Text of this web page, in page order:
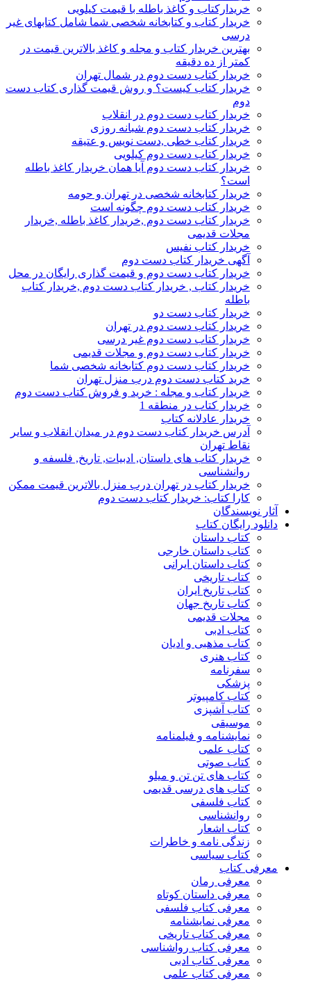
خریدارکتاب و کاغذ باطله با قیمت کیلویی
خریدار کتاب و کتابخانه شخصی شما شامل کتابهای غیر
درسی
بهترین خریدار کتاب و مجله و کاغذ بالاترین قیمت در
کمتر از ده دقیقه
خریدار کتاب دست دوم در شمال تهران
خریدار کتاب کیست؟ و روش قیمت گذاری کتاب دست
دوم
خریدار کتاب دست دوم در انقلاب
خریدار کتاب دست دوم شبانه روزی
خریدار کتاب خطی ,دست نویس و عتیقه
خریدار کتاب دست دوم کیلویی
خریدار کتاب دست دوم آیا همان خریدار کاغذ باطله
است؟
خریدار کتابخانه شخصی در تهران و حومه
خریدار کتاب دست دوم چگونه است
خریدار کتاب دست دوم ,خریدار کاغذ باطله ,خریدار
مجلات قدیمی
خریدار کتاب نفیس
آگهی خریدار کتاب دست دوم
خریدار کتاب دست دوم و قیمت گذاری رایگان در محل
خریدار کتاب , خریدار کتاب دست دوم ,خریدار کتاب
باطله
خریدار کتاب دست دو
خریدار کتاب دست دوم در تهران
خریدار کتاب دست دوم غیر درسی
خریدار کتاب دست دوم و مجلات قدیمی
خریدار کتاب دست دوم کتابخانه شخصی شما
خرید کتاب دست دوم درب منزل تهران
خریدار کتاب و مجله : خرید و فروش کتاب دست دوم
خریدار کتاب در منطقه 1
خریدار عادلانه کتاب
آدرس خریدار کتاب دست دوم در میدان انقلاب و سایر
نقاط تهران
خریدار کتاب های داستان, ادبیات, تاریخ, فلسفه و
روانشناسی
خریدار کتاب در تهران درب منزل بالاترین قیمت ممکن
کارا کتاب: خریدار کتاب دست دوم
آثار نویسندگان
دانلود رایگان کتاب
کتاب داستان
کتاب داستان خارجی
کتاب داستان ایرانی
کتاب تاریخی
کتاب تاریخ ایران
کتاب تاریخ جهان
مجلات قدیمی
کتاب ادبی
کتاب مذهبی و ادیان
کتاب هنری
سفرنامه
پزشکی
کتاب کامپیوتر
کتاب آشپزی
موسیقی
نمایشنامه و فیلمنامه
کتاب علمی
کتاب صوتی
کتاب های تن تن و میلو
کتاب های درسی قدیمی
کتاب فلسفی
روانشناسی
کتاب اشعار
زندگی نامه و خاطرات
کتاب سیاسی
معرفی کتاب
معرفی رمان
معرفی داستان کوتاه
معرفی کتاب فلسفی
معرفی نمایشنامه
معرفی کتاب تاریخی
معرفی کتاب رواشناسی
معرفی کتاب ادبی
معرفی کتاب علمی